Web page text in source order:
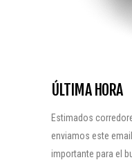
ÚLTIMA HORA
Estimados
enviamos este
importante para el